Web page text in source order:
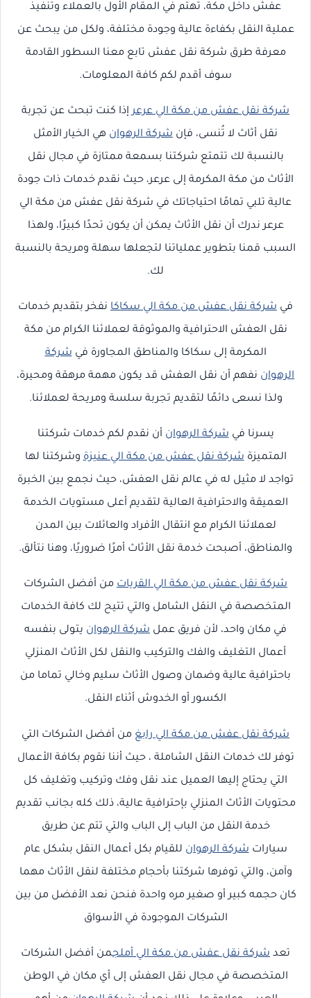
عفش داخل مكة، تهتم في المقام الأول بالعملاء وتنفيذ
عملية النقل بكفاءة عالية وجودة مختلفة، ولكل من يبحث عن
معرفة طرق شركة نقل عفش تابع معنا السطور القادمة
سوف أقدم لكم كافة المعلومات.
شركة نقل عفش من مكة الي عرعر إذا كنت تبحث عن تجربة
نقل أثاث لا تُنسى، فإن شركة الرهوان هي الخيار الأمثل
بالنسبة لك تتمتع شركتنا بسمعة ممتازة في مجال نقل
الأثاث من مكة المكرمة إلى عرعر، حيث نقدم خدمات ذات جودة
عالية تلبي تمامًا احتياجاتك في شركة نقل عفش من مكة الي
عرعر ندرك أن نقل الأثاث يمكن أن يكون تحدًا كبيرًا، ولهذا
السبب قمنا بتطوير عملياتنا لتجعلها سهلة ومريحة بالنسبة
لك.
في شركة نقل عفش من مكة الي سكاكا نفخر بتقديم خدمات
نقل العفش الاحترافية والموثوقة لعملائنا الكرام من مكة
المكرمة إلى سكاكا والمناطق المجاورة فيشركة
الرهوان نفهم أن نقل العفش قد يكون مهمة مرهقة ومحيرة،
ولذا نسعى دائمًا لتقديم تجربة سلسة ومريحة لعملائنا.
يسرنا فيشركة الرهوان أن نقدم لكم خدمات شركتنا
المتميزةشركة نقل عفش من مكة الي عنيزةوشركتنا لها
تواجد لا مثيل له في عالم نقل العفش، حيث نجمع بين الخبرة
العميقة والاحترافية العالية لتقديم أعلى مستويات الخدمة
لعملائنا الكرام مع انتقال الأفراد والعائلات بين المدن
والمناطق، أصبحت خدمة نقل الأثاث أمرًا ضروريًا، وهنا نتألق.
شركة نقل عفش من مكة الي القريات من أفضل الشركات
المتخصصة في النقل الشامل والتي تتيح لك كافة الخدمات
في مكان واحد، لأن فريق عمل شركة الرهوان يتولى بنفسه
أعمال التغليف والفك والتركيب والنقل لكل الأثاث المنزلي
باحترافية عالية وضمان وصول الأثاث سليم وخالي تماما من
الكسور أو الخدوش أثناء النقل.
شركة نقل عفش من مكة الي رابغ من أفضل الشركات التي
توفر لك خدمات النقل الشاملة ، حيث أننا نقوم بكافة الأعمال
التي يحتاج إليها العميل عند نقل وفك وتركيب وتغليف كل
محتويات الأثاث المنزلي بإحترافية عالية، ذلك كله بجانب تقديم
خدمة النقل من الباب إلى الباب والتي تتم عن طريق
سياراتشركة الرهوان للقيام بكل أعمال النقل بشكل عام
وآمن، والتي توفرها شركتنا بأحجام مختلفة لنقل الأثاث مهما
كان حجمه كبير أو صغير مره واحدة فنحن نعد الأفضل من بين
الشركات الموجودة في الأسواق
تعد شركة نقل عفش من مكة الي أملجمن أفضل الشركات
المتخصصة في مجال نقل العفش إلى أي مكان في الوطن